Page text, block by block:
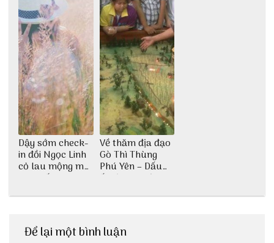
Dậy sớm check-
in đồi Ngọc Linh
cỏ lau mộng mơ
tại Huế nè bạn
Về thăm địa đạo
Gò Thì Thùng
Phú Yên – Dấu
ấn lịch sử còn
Để lại một bình luận